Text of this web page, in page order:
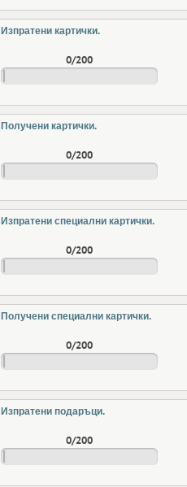
Изпратени картички.
0/200
Получени картички.
0/200
Изпратени специални картички.
0/200
Получени специални картички.
0/200
Изпратени подаръци.
0/200